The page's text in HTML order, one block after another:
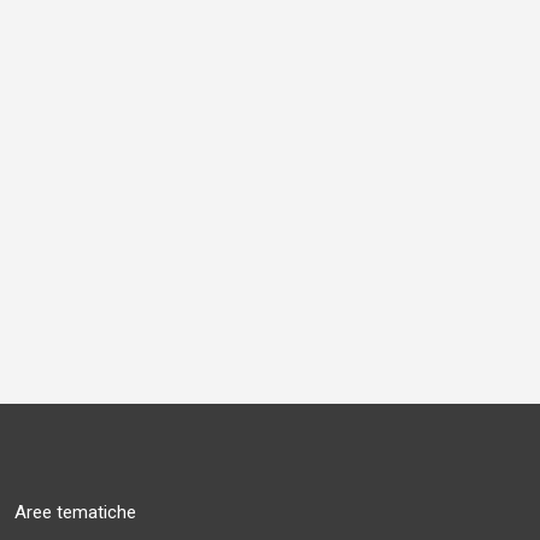
Aree tematiche